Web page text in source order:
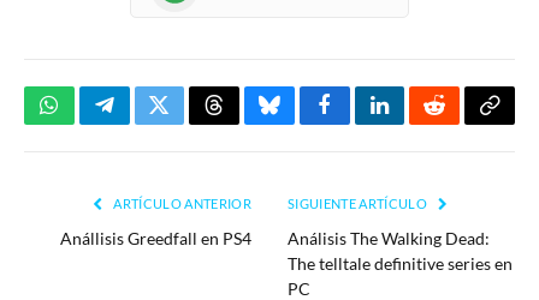
WhatsAppTelegramTwitterThreadsBlueskyFacebookLinkedInReddit
ARTÍCULO ANTERIOR
Anállisis Greedfall en PS4
SIGUIENTE ARTÍCULO
Análisis The Walking Dead:
The telltale definitive series en
PC